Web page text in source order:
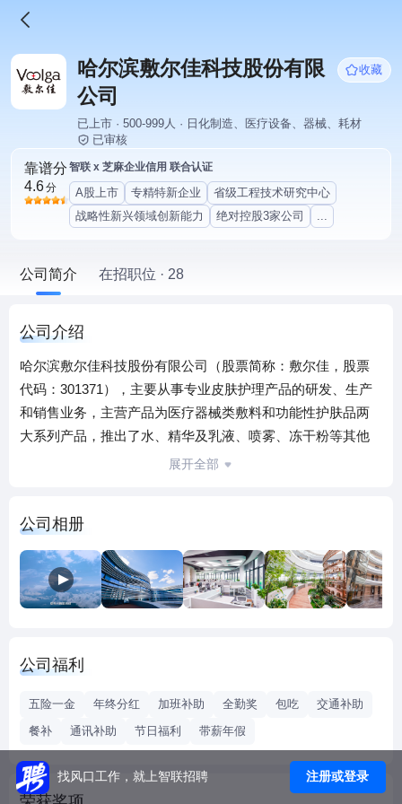
哈尔滨敷尔佳科技股份有限
公司
收藏
已上市 · 500-999人 · 日化制造、医疗设备、器械、耗材
已审核
靠谱分
4.6分
智联 x 芝麻企业信用 联合认证
A股上市 专精特新企业
省级工程技术研究中心
战略性新兴领域创新能力
绝对控股3家公司 ...
公司简介 在招职位 · 28
公司介绍
哈尔滨敷尔佳科技股份有限公司（股票简称：敷尔佳，股票
代码：301371），主要从事专业皮肤护理产品的研发、生产
和销售业务，主营产品为医疗器械类敷料和功能性护肤品两
大系列产品，推出了水、精华及乳液、喷雾、冻干粉等其他
形态产品。 敷尔佳（含上海分公司、上海子公司、杭州分公
业的社会责任。近年来，敷尔佳发展迅速，屡获行业殊荣。
已成为全国范围内专业皮肤护理产品细分领域的第一品牌，
被业内誉为“国品之光”，在黑龙江省内各界被誉为“独角兽”企
业。 敷尔佳采取内外协同的研发模式，充实自身研发队伍，
明植物研究所等高校及科研院所开展产学研合作项目，开发III
司已于松北新区建设敷尔佳·北方美谷产业基地，2021年4月
土地摘牌，计划总投资10亿元，于2023年上半年竣工。 这里
能给您的~ 竞争力的薪酬福利 人性化的工作氛围 有前景的发
展开全部
公司相册
公司福利
五险一金 年终分红 加班补助 全勤奖 包吃
交通补助
餐补
通讯补助 节日福利 带薪年假
找风口工作，就上智联招聘 注册或登录